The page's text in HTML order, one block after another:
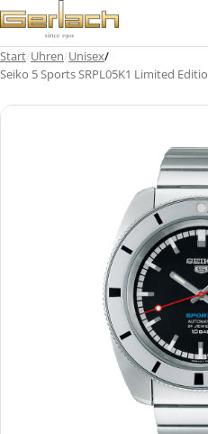
Zum
Inhalt
springen
Start/Uhren/Unisex/
Seiko 5 Sports SRPL05K1 Limited